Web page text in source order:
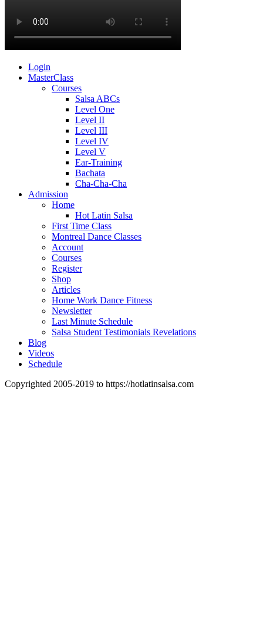
Login
MasterClass
Courses
Salsa ABCs
Level One
Level II
Level III
Level IV
Level V
Ear-Training
Bachata
Cha-Cha-Cha
Admission
Home
Hot Latin Salsa
First Time Class
Montreal Dance Classes
Account
Courses
Register
Shop
Articles
Home Work Dance Fitness
Newsletter
Last Minute Schedule
Salsa Student Testimonials Revelations
Blog
Videos
Schedule
Copyrighted 2005-2019 to https://hotlatinsalsa.com